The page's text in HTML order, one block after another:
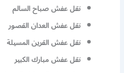
نقل عفش صباح السالم
نقل عفش العدان القصور
نقل عفش القرين المسيلة
نقل عفش مبارك الكبير